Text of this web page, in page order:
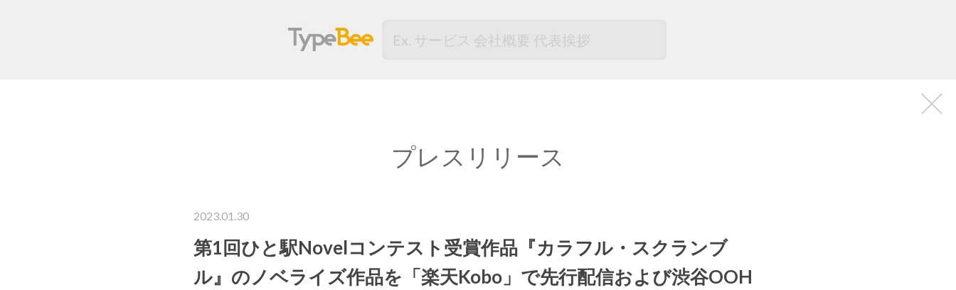
プレスリリース
2023.01.30
第1回ひと駅Novelコンテスト受賞作品『カラフル・スクランブ
ル』のノベライズ作品を「楽天Kobo」で先行配信および渋谷OOH